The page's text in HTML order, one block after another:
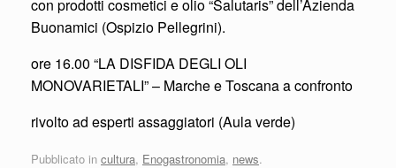
con prodotti cosmetici e olio “Salutaris” dell’Azienda
Buonamici (Ospizio Pellegrini).
ore 16.00 “LA DISFIDA DEGLI OLI
MONOVARIETALI” – Marche e Toscana a confronto
rivolto ad esperti assaggiatori (Aula verde)
Pubblicato in cultura, Enogastronomia, news.